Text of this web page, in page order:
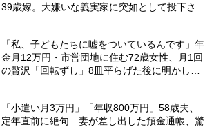
39歳嫁。大嫌いな義実家に突如として投下され
「私、子どもたちに嘘をついているんです」年
金月12万円・市営団地に住む72歳女性、月1回
の贅沢「回転ずし」8皿平らげた後に明かした
「小遣い月3万円」「年収800万円」58歳夫、
定年直前に絶句…妻が差し出した預金通帳、驚